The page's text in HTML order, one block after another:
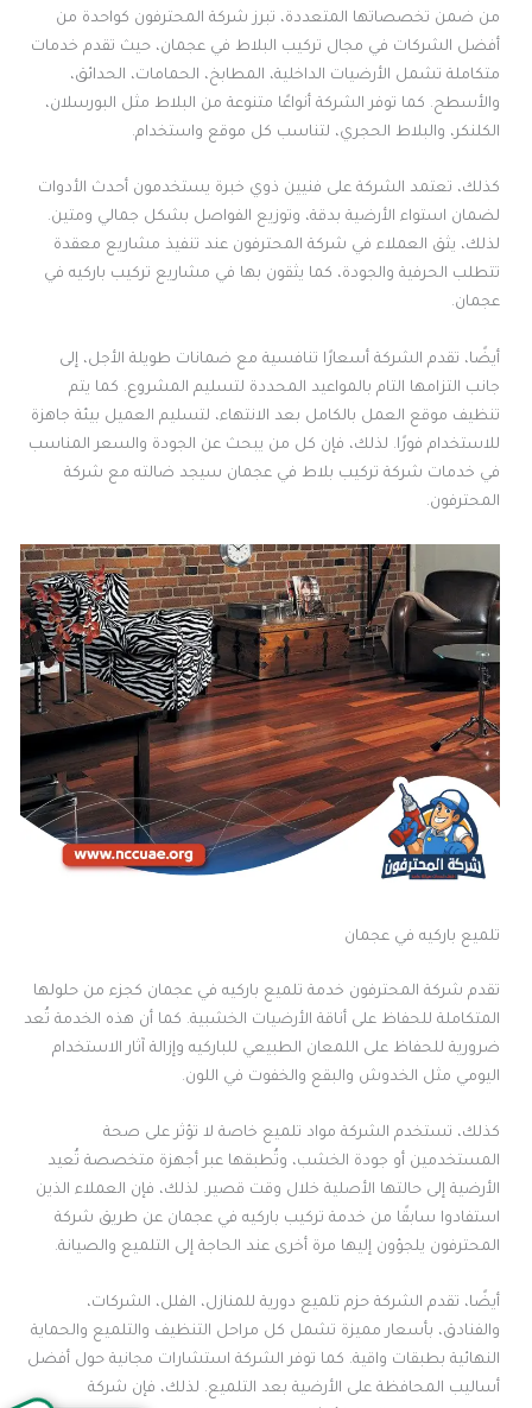
من ضمن تخصصاتها المتعددة، تبرز شركة المحترفون كواحدة من
أفضل الشركات في مجال تركيب البلاط في عجمان، حيث تقدم خدمات
متكاملة تشمل الأرضيات الداخلية، المطابخ، الحمامات، الحدائق،
والأسطح. كما توفر الشركة أنواعًا متنوعة من البلاط مثل البورسلان،
الكلنكر، والبلاط الحجري، لتناسب كل موقع واستخدام.
كذلك، تعتمد الشركة على فنيين ذوي خبرة يستخدمون أحدث الأدوات
لضمان استواء الأرضية بدقة، وتوزيع الفواصل بشكل جمالي ومتين.
لذلك، يثق العملاء في شركة المحترفون عند تنفيذ مشاريع معقدة
تتطلب الحرفية والجودة، كما يثقون بها في مشاريع تركيب باركيه في
عجمان.
أيضًا، تقدم الشركة أسعارًا تنافسية مع ضمانات طويلة الأجل، إلى
جانب التزامها التام بالمواعيد المحددة لتسليم المشروع. كما يتم
تنظيف موقع العمل بالكامل بعد الانتهاء، لتسليم العميل بيئة جاهزة
للاستخدام فورًا. لذلك، فإن كل من يبحث عن الجودة والسعر المناسب
في خدمات شركة تركيب بلاط في عجمان سيجد ضالته مع شركة
المحترفون.
تلميع باركيه في عجمان
تقدم شركة المحترفون خدمة تلميع باركيه في عجمان كجزء من حلولها
المتكاملة للحفاظ على أناقة الأرضيات الخشبية. كما أن هذه الخدمة تُعد
ضرورية للحفاظ على اللمعان الطبيعي للباركيه وإزالة آثار الاستخدام
اليومي مثل الخدوش والبقع والخفوت في اللون.
كذلك، تستخدم الشركة مواد تلميع خاصة لا تؤثر على صحة
المستخدمين أو جودة الخشب، وتُطبقها عبر أجهزة متخصصة تُعيد
الأرضية إلى حالتها الأصلية خلال وقت قصير. لذلك، فإن العملاء الذين
استفادوا سابقًا من خدمة تركيب باركيه في عجمان عن طريق شركة
المحترفون يلجؤون إليها مرة أخرى عند الحاجة إلى التلميع والصيانة.
أيضًا، تقدم الشركة حزم تلميع دورية للمنازل، الفلل، الشركات،
والفنادق، بأسعار مميزة تشمل كل مراحل التنظيف والتلميع والحماية
النهائية بطبقات واقية. كما توفر الشركة استشارات مجانية حول أفضل
أساليب المحافظة على الأرضية بعد التلميع. لذلك، فإن شركة